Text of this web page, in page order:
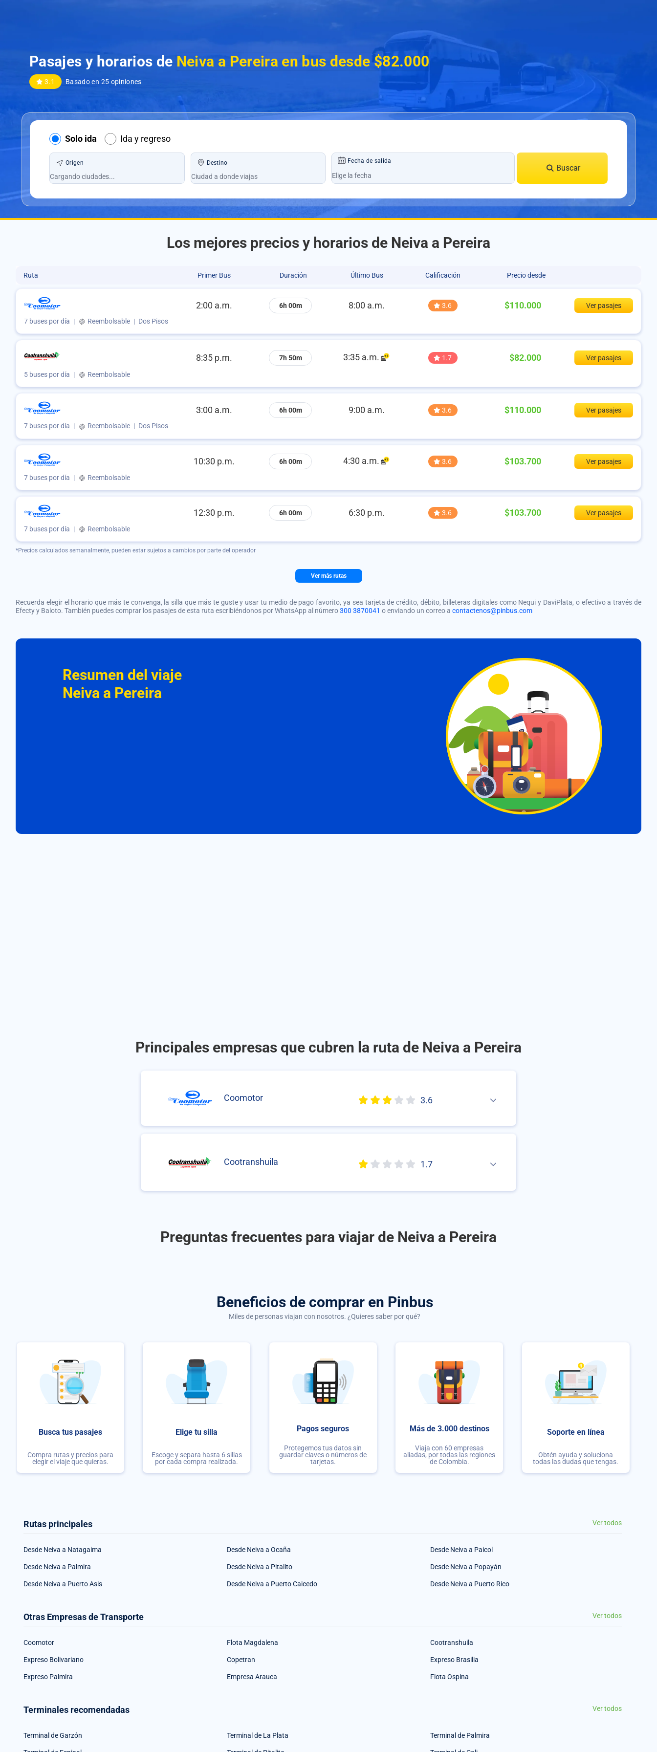
Pasajes y horarios de Neiva a Pereira en bus desde $82.000
3.1 Basado en 25 opiniones
Solo ida Ida y regreso
Origen Destino Fecha de salida
Buscar
Los mejores precios y horarios de Neiva a Pereira
Ruta Primer Bus Duración Último Bus Calificación Precio desde
2:00 a.m. 6h 00m 8:00 a.m. 3.6 $110.000 Ver pasajes
7 buses por día | Reembolsable | Dos Pisos
8:35 p.m. 7h 50m 3:35 a.m. 1.7 $82.000 Ver pasajes
5 buses por día | Reembolsable
3:00 a.m. 6h 00m 9:00 a.m. 3.6 $110.000 Ver pasajes
7 buses por día | Reembolsable | Dos Pisos
10:30 p.m. 6h 00m 4:30 a.m. 3.6 $103.700 Ver pasajes
7 buses por día | Reembolsable
12:30 p.m. 6h 00m 6:30 p.m. 3.6 $103.700 Ver pasajes
7 buses por día | Reembolsable
*Precios calculados semanalmente, pueden estar sujetos a cambios por parte del operador
Ver más rutas
Recuerda elegir el horario que más te convenga, la silla que más te guste y usar tu medio de pago favorito, ya sea tarjeta de crédito, débito, billeteras digitales como Nequi y DaviPlata, o efectivo a través de
Efecty y Baloto. También puedes comprar los pasajes de esta ruta escribiéndonos por WhatsApp al número300 3870041 o enviando un correo a contactenos@pinbus.com
Resumen del viaje
Neiva a Pereira
Principales empresas que cubren la ruta de Neiva a Pereira
Coomotor 3.6
Cootranshuila 1.7
Preguntas frecuentes para viajar de Neiva a Pereira
Beneficios de comprar en Pinbus
Miles de personas viajan con nosotros. ¿Quieres saber por qué?
Busca tus pasajes
Compra rutas y precios para
elegir el viaje que quieras.
Elige tu silla
Escoge y separa hasta 6 sillas
por cada compra realizada.
Pagos seguros
Protegemos tus datos sin
guardar claves o números de
tarjetas.
Más de 3.000 destinos
Viaja con 60 empresas
aliadas, por todas las regiones
de Colombia.
Soporte en línea
Obtén ayuda y soluciona
todas las dudas que tengas.
Rutas principales Ver todos
Desde Neiva a Natagaima Desde Neiva a Ocaña Desde Neiva a Paicol
Desde Neiva a Palmira Desde Neiva a Pitalito Desde Neiva a Popayán
Desde Neiva a Puerto Asis Desde Neiva a Puerto Caicedo Desde Neiva a Puerto Rico
Otras Empresas de Transporte Ver todos
Coomotor Flota Magdalena Cootranshuila
Expreso Bolivariano Copetran Expreso Brasilia
Expreso Palmira Empresa Arauca Flota Ospina
Terminales recomendadas Ver todos
Terminal de Garzón Terminal de La Plata Terminal de Palmira